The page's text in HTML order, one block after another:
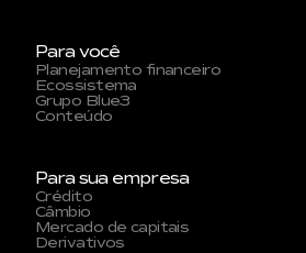
Para você
Planejamento financeiro
Ecossistema
Grupo Blue3
Conteúdo
Para sua empresa
Crédito
Câmbio
Mercado de capitais
Derivativos